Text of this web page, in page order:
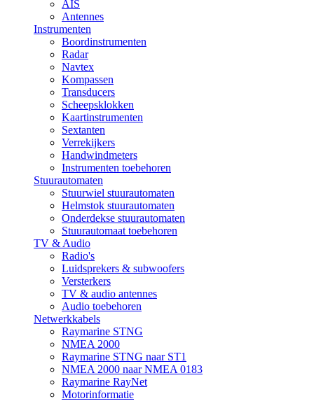
AIS
Antennes
Instrumenten
Boordinstrumenten
Radar
Navtex
Kompassen
Transducers
Scheepsklokken
Kaartinstrumenten
Sextanten
Verrekijkers
Handwindmeters
Instrumenten toebehoren
Stuurautomaten
Stuurwiel stuurautomaten
Helmstok stuurautomaten
Onderdekse stuurautomaten
Stuurautomaat toebehoren
TV & Audio
Radio's
Luidsprekers & subwoofers
Versterkers
TV & audio antennes
Audio toebehoren
Netwerkkabels
Raymarine STNG
NMEA 2000
Raymarine STNG naar ST1
NMEA 2000 naar NMEA 0183
Raymarine RayNet
Motorinformatie